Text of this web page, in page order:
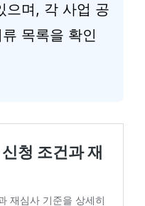
으며, 각 사업 공
목록을 확인